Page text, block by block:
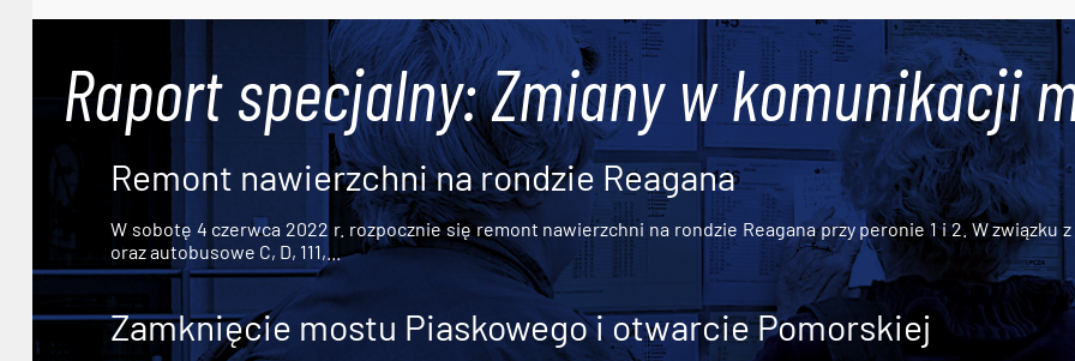
Raport specjalny: Zmiany w komunikacji
Remont nawierzchni na rondzie Reagana
W sobotę 4 czerwca 2022 r. rozpocznie się remont nawierzchni na rondzie Reagana przy peronie 1 i 2. W związku
oraz autobusowe C, D, 111,...
Zamknięcie mostu Piaskowego i otwarcie Pomorskiej